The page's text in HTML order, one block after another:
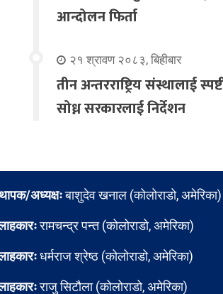
आन्दोलन फिर्ता
२१ श्रावण २०८३, बिहीबार
तीन अन्तरराष्ट्रिय संस्थालाई
सोध्न सरकारलाई निर्देशन
अध्यक्षःबाशुदेव खनाल (कोलोराडो, अमेरिका)
रामचन्द्र पन्त (कोलोराडो, अमेरिका)
धर्मराज श्रेष्ठ (कोलोराडो, अमेरिका)
राजु सिटौला (कोलोराडो, अमेरिका)